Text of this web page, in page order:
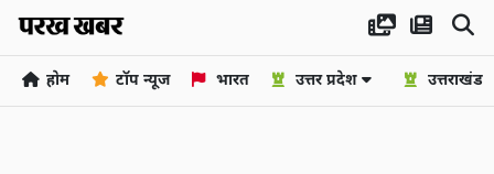
होम टॉप न्यूज भारत उत्तर प्रदेश उत्तराखंड